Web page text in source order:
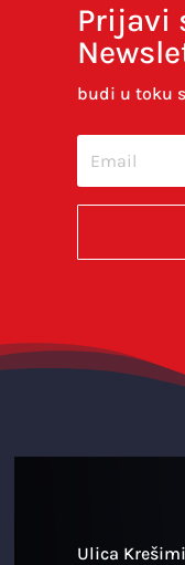
Spremi
budem
Prijavi
budi u toku
Ulica